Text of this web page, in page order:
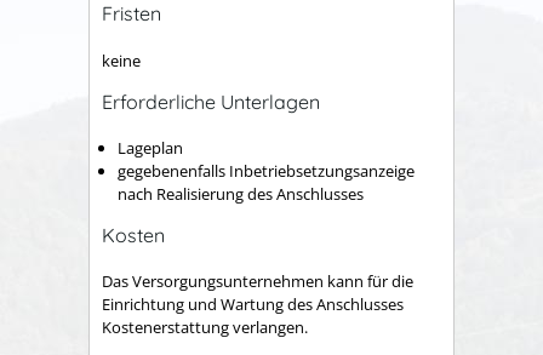
Fristen
keine
Erforderliche Unterlagen
Lageplan
gegebenenfalls Inbetriebsetzungsanzeige
nach Realisierung des Anschlusses
Kosten
Das Versorgungsunternehmen kann für die
Einrichtung und Wartung des Anschlusses
Kostenerstattung verlangen.